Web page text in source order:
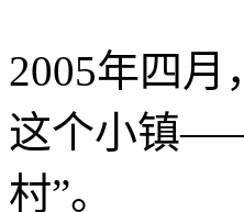
2005年四月
这个小镇
村”。